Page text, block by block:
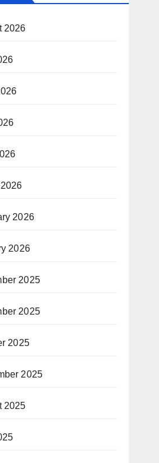
2026
2026
2026
2025
2025
2025
2025
2025